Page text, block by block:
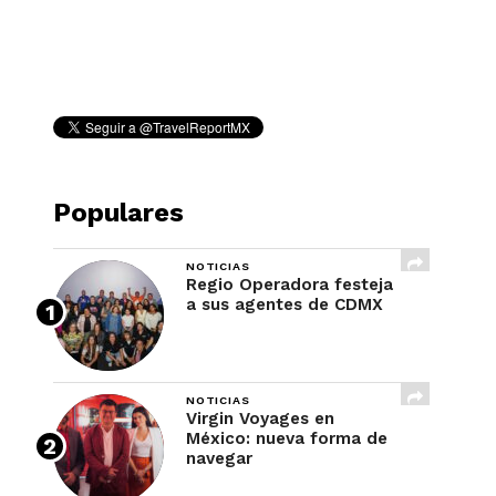
Populares
NOTICIAS
Regio Operadora festeja
a sus agentes de CDMX
NOTICIAS
Virgin Voyages en
México: nueva forma de
navegar